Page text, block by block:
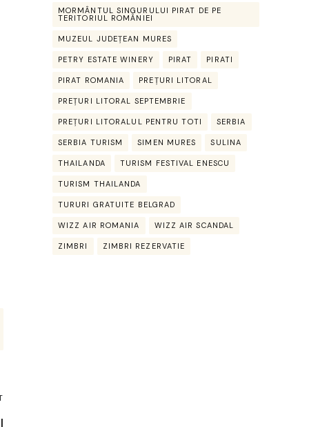
MORMÂNTUL SINGURULUI PIRAT DE PE
TERITORIUL ROMÂNIEI
MUZEUL JUDEȚEAN MURES
PETRY ESTATE WINERY PIRAT PIRATI
PIRAT ROMANIA PREȚURI LITORAL
PREȚURI LITORAL SEPTEMBRIE
PREȚURI LITORALUL PENTRU TOTI SERBIA
SERBIA TURISM SIMEN MURES SULINA
THAILANDA TURISM FESTIVAL ENESCU
TURISM THAILANDA
TURURI GRATUITE BELGRAD
WIZZ AIR ROMANIA WIZZ AIR SCANDAL
ZIMBRI ZIMBRI REZERVATIE